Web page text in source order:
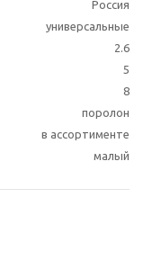
Россия
универсальные
2.6
5
8
поролон
в ассортименте
малый